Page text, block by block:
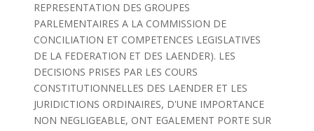
REPRESENTATION DES GROUPES
PARLEMENTAIRES A LA COMMISSION DE
CONCILIATION ET COMPETENCES LEGISLATIVES
DE LA FEDERATION ET DES LAENDER). LES
DECISIONS PRISES PAR LES COURS
CONSTITUTIONNELLES DES LAENDER ET LES
JURIDICTIONS ORDINAIRES, D'UNE IMPORTANCE
NON NEGLIGEABLE, ONT EGALEMENT PORTE SUR